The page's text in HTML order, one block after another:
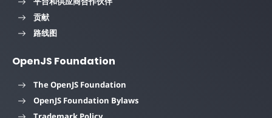
贡献
路线图
OpenJS Foundation
The OpenJS Foundation
OpenJS Foundation Bylaws